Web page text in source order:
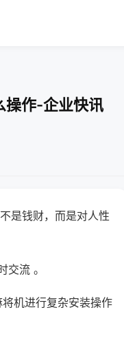
操作-企业快讯
是钱财，而是对人性
流 。
机进行复杂安装操作